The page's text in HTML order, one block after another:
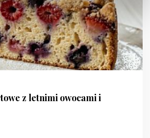
z letnimi owocami i